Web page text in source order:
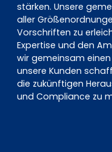
stärken. Unsere
aller
Vorschriften zu
Expertise und den
wir gemeinsam
unsere Kunden
die zukünftigen
und Compliance zu